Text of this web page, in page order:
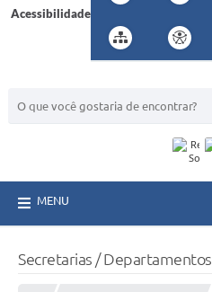
Acessibilidade
MENU
Secretarias / Departamentos